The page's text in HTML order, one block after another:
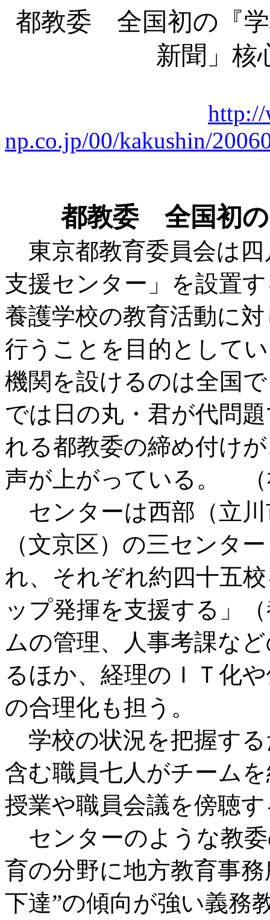
都教委 全国初の『
新聞」核
np.co.jp/00/kakushin/
都教委 全国初の
東京都教育委員会は四
支援センター」を設置
養護学校の教育活動に
行うことを目的として
機関を設けるのは全国
では日の丸・君が代問
れる都教委の締め付け
声が上がっている。 （
センターは西部（立川
（文京区）の三センタ
れ、それぞれ約四十五
ップ発揮を支援する」
ムの管理、人事考課な
るほか、経理のＩＴ化
の合理化も担う。
学校の状況を把握す
含む職員七人がチーム
授業や職員会議を傍聴
センターのような教
育の分野に地方教育事
下達”の傾向が強い義務